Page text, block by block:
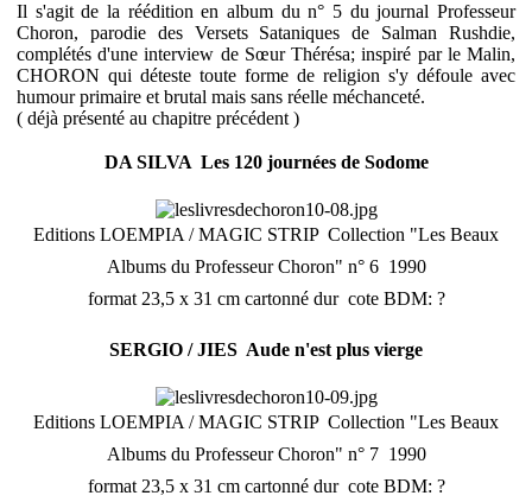
Il s'agit de la réédition en album du n° 5 du journal Professeur
Choron, parodie des Versets Sataniques de Salman Rushdie,
complétés d'une interview de Sœur Thérésa; inspiré par le Malin,
CHORON qui déteste toute forme de religion s'y défoule avec
humour primaire et brutal mais sans réelle méchanceté.
( déjà présenté au chapitre précédent )
DA SILVA  Les 120 journées de Sodome
Editions LOEMPIA / MAGIC STRIP  Collection "Les Beaux
Albums du Professeur Choron" n° 6  1990
format 23,5 x 31 cm cartonné dur  cote BDM: ?
SERGIO / JIES  Aude n'est plus vierge
Editions LOEMPIA / MAGIC STRIP  Collection "Les Beaux
Albums du Professeur Choron" n° 7  1990
format 23,5 x 31 cm cartonné dur  cote BDM: ?